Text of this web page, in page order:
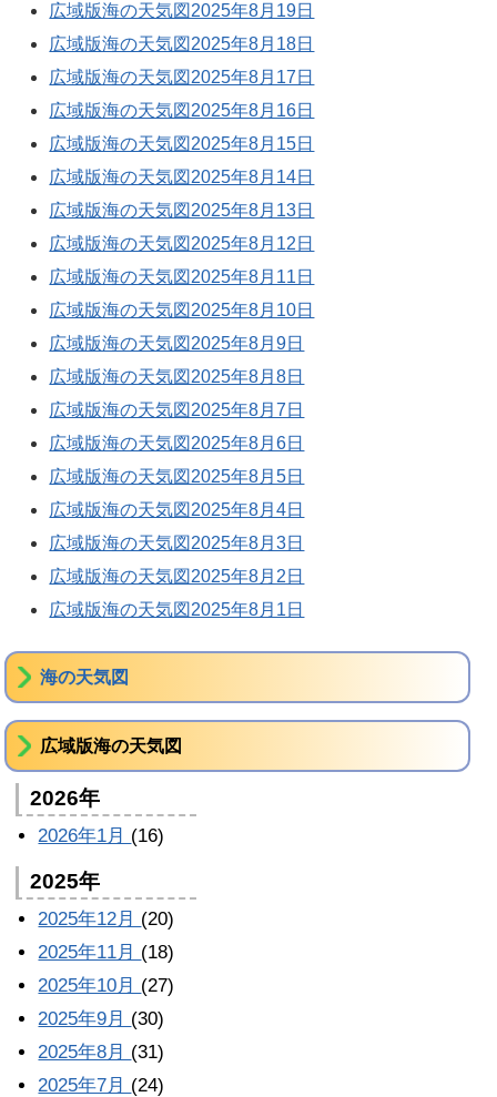
広域版海の天気図2025年8月19日
広域版海の天気図2025年8月18日
広域版海の天気図2025年8月17日
広域版海の天気図2025年8月16日
広域版海の天気図2025年8月15日
広域版海の天気図2025年8月14日
広域版海の天気図2025年8月13日
広域版海の天気図2025年8月12日
広域版海の天気図2025年8月11日
広域版海の天気図2025年8月10日
広域版海の天気図2025年8月9日
広域版海の天気図2025年8月8日
広域版海の天気図2025年8月7日
広域版海の天気図2025年8月6日
広域版海の天気図2025年8月5日
広域版海の天気図2025年8月4日
広域版海の天気図2025年8月3日
広域版海の天気図2025年8月2日
広域版海の天気図2025年8月1日
海の天気図
広域版海の天気図
2026年
2026年1月 (16)
2025年
2025年12月 (20)
2025年11月 (18)
2025年10月 (27)
2025年9月 (30)
2025年8月 (31)
2025年7月 (24)